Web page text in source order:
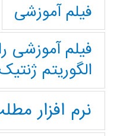
فیلم آموزشی
فیلم آموزشی
الگوریتم
نرم افزار